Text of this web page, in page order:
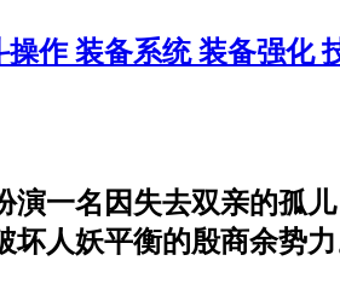
操作装备系统装备强化
演一名因失去双亲的孤
人妖平衡的殷商余势